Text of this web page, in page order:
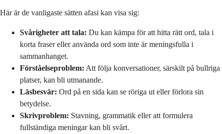
Här är de vanligaste sätten afasi kan visa sig:
Svårigheter att tala: Du kan kämpa för att hitta rätt ord, tala i
korta fraser eller använda ord som inte är meningsfulla i
sammanhanget.
Förståelseproblem: Att följa konversationer, särskilt på bullriga
platser, kan bli utmanande.
Läsbesvär: Ord på en sida kan se röriga ut eller förlora sin
betydelse.
Skrivproblem: Stavning, grammatik eller att formulera
fullständiga meningar kan bli svårt.